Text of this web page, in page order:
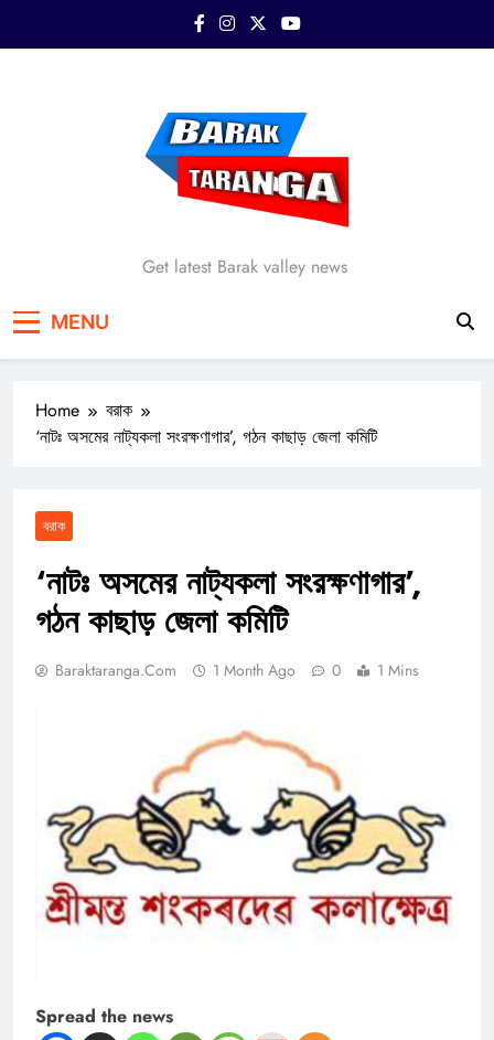
Barak Taranga
Get latest Barak valley news
MENU
Home
বরাক
‘নাটঃ অসমের নাট্যকলা সংরক্ষণাগার’, গঠন কাছাড় জেলা কমিটি
বরাক
‘নাটঃ অসমের নাট্যকলা সংরক্ষণাগার’,
গঠন কাছাড় জেলা কমিটি
Baraktaranga.com 1 Month Ago 0 1 Mins
Spread the news